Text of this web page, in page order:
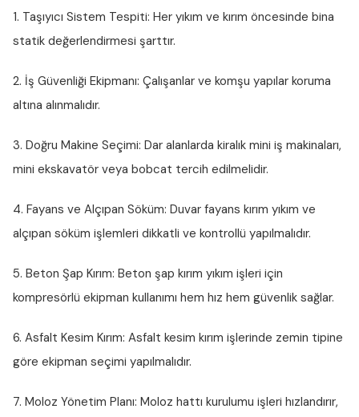
1. Taşıyıcı Sistem Tespiti: Her yıkım ve kırım öncesinde bina
statik değerlendirmesi şarttır.
2. İş Güvenliği Ekipmanı: Çalışanlar ve komşu yapılar koruma
altına alınmalıdır.
3. Doğru Makine Seçimi: Dar alanlarda kiralık mini iş makinaları,
mini ekskavatör veya bobcat tercih edilmelidir.
4. Fayans ve Alçıpan Söküm: Duvar fayans kırım yıkım ve
alçıpan söküm işlemleri dikkatli ve kontrollü yapılmalıdır.
5. Beton Şap Kırım: Beton şap kırım yıkım işleri için
kompresörlü ekipman kullanımı hem hız hem güvenlik sağlar.
6. Asfalt Kesim Kırım: Asfalt kesim kırım işlerinde zemin tipine
göre ekipman seçimi yapılmalıdır.
7. Moloz Yönetim Planı: Moloz hattı kurulumu işleri hızlandırır,